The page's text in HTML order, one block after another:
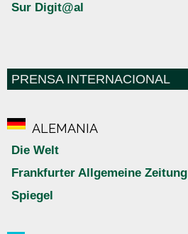
Sur Digit@al
PRENSA INTERNACIONAL
ALEMANIA
Die Welt
Frankfurter Allgemeine Zeitung
Spiegel